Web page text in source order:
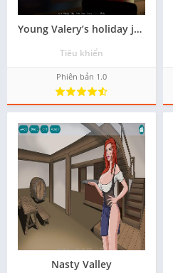
Young Valery’s holiday job
Tiêu khiển
Phiên bản 1.0
Nasty Valley